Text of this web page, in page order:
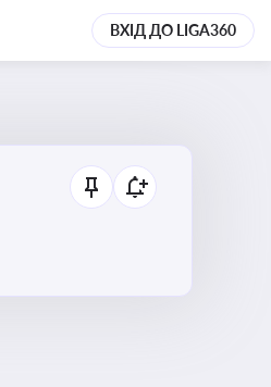
ВХІД ДО LIGA360